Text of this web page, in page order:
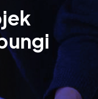
jek
ungi